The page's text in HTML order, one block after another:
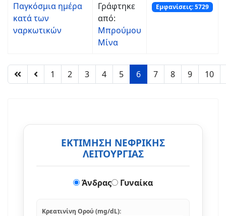
Παγκόσμια ημέρα
κατά των
ναρκωτικών
Γράφτηκε
από:
Μπρούμου
Μίνα
Εμφανίσεις: 5729
1 2 3 4 5 6 7 8 9 10
ΕΚΤΙΜΗΣΗ ΝΕΦΡΙΚΗΣ
ΛΕΙΤΟΥΡΓΙΑΣ
Άνδρας Γυναίκα
Κρεατινίνη Ορού (mg/dL):